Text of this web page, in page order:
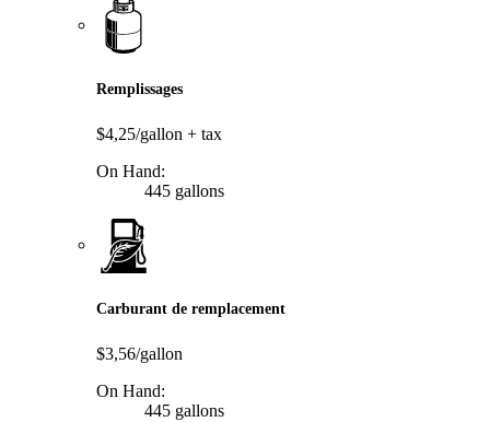
Remplissages
$4,25/gallon + tax
On Hand:
445 gallons
Carburant de remplacement
$3,56/gallon
On Hand:
445 gallons